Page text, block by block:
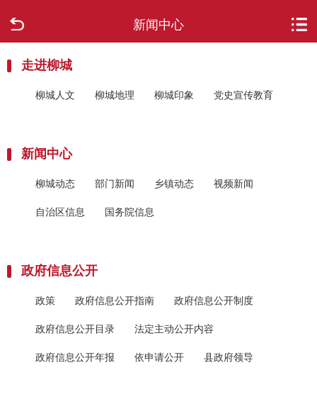
新闻中心
走进柳城
网上办事
走进柳城
柳城人文 柳城地理 柳城印象 党史宣传教育
新闻中心
柳城动态 部门新闻 乡镇动态 视频新闻
自治区信息 国务院信息
政府信息公开
政策 政府信息公开指南 政府信息公开制度
政府信息公开目录 法定主动公开内容
政府信息公开年报 依申请公开 县政府领导